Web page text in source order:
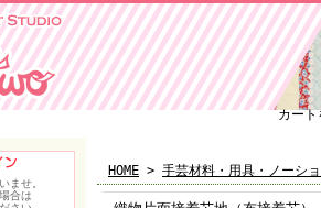
カート
HOME > 手芸材料・用具・ノーシ